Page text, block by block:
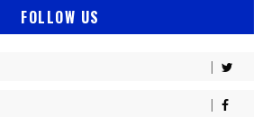
FOLLOW US